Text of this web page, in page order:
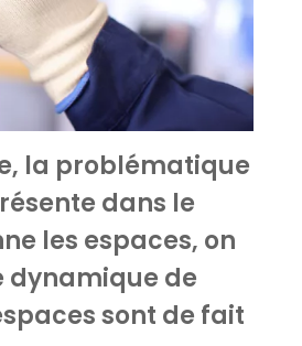
la problématique
dans le
les espaces, on
dynamique de
sont de fait